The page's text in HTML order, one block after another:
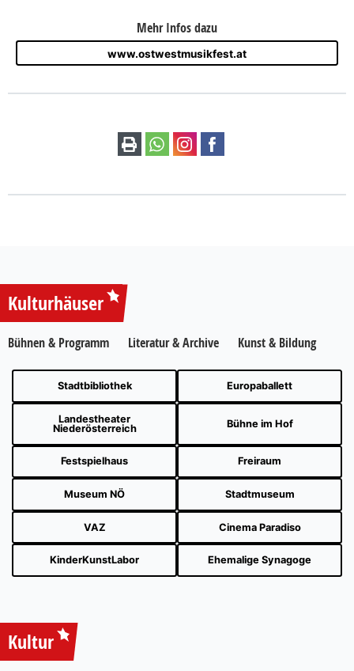
Mehr Infos dazu
www.ostwestmusikfest.at
Kulturhäuser
Bühnen & Programm Literatur & Archive Kunst & Bildung
Stadtbibliothek Europaballett
Landestheater
Niederösterreich
Bühne im Hof
Festspielhaus Freiraum
Museum NÖ Stadtmuseum
VAZ Cinema Paradiso
KinderKunstLabor Ehemalige Synagoge
Kultur